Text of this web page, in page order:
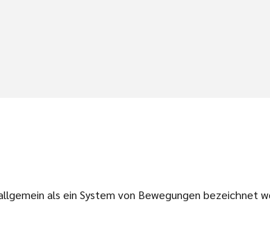
als ein System von Bewegungen bezeichnet